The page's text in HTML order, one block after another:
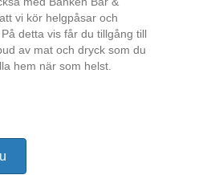
vi kör helgpåsar och
På detta vis får du tillgång till
ud av mat och dryck som du
lla hem när som helst